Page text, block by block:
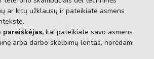
ar kitų užklausų ir pateikiate asmens
pareiškėjas, kai pateikiate savo asmens
arba darbo skelbimų lentas, norėdami